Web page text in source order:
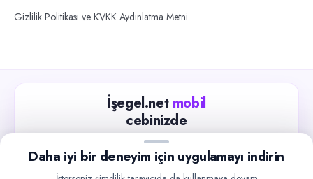
Gizlilik Politikası ve KVKK Aydınlatma Metni
İşegel.net mobil
cebinizde
Güncel iş ilanlarını takip edin, işverenlerle hızlıca
iletişime geçin.
Daha iyi bir deneyim için uygulamayı indirin